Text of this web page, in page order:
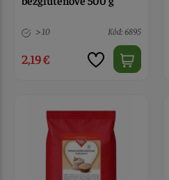
> 10 Kód: 6895
2,19 €